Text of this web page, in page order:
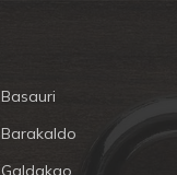
Basauri
Barakaldo